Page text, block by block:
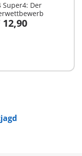
Super4: Der
12,90
panier